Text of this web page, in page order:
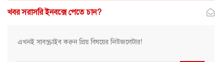
খবর সরাসরি ইনবক্সে পেতে চান?
এখনই সাবস্ক্রাইব করুন প্রিয় বিষয়ের নিউজলেটার!